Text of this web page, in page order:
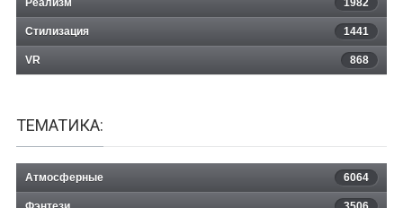
Реализм 1982
Стилизация 1441
VR 868
ТЕМАТИКА:
Атмосферные 6064